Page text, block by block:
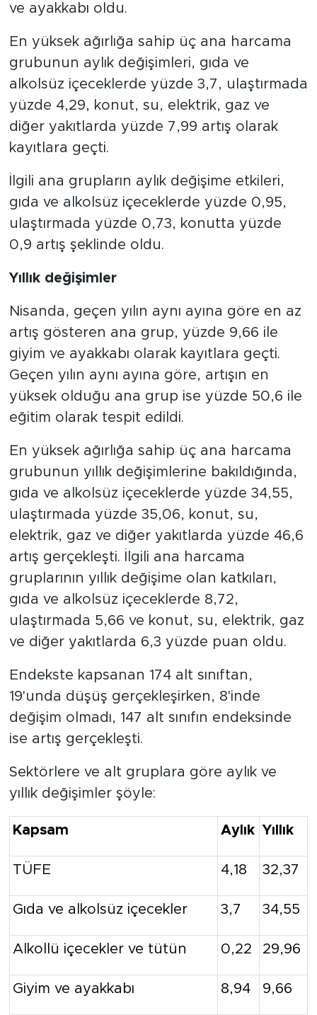
ve ayakkabı oldu.
En yüksek ağırlığa sahip üç ana harcama
grubunun aylık değişimleri, gıda ve
alkolsüz içeceklerde yüzde 3,7, ulaştırmada
yüzde 4,29, konut, su, elektrik, gaz ve
diğer yakıtlarda yüzde 7,99 artış olarak
kayıtlara geçti.
İlgili ana grupların aylık değişime etkileri,
gıda ve alkolsüz içeceklerde yüzde 0,95,
ulaştırmada yüzde 0,73, konutta yüzde
0,9 artış şeklinde oldu.
Yıllık değişimler
Nisanda, geçen yılın aynı ayına göre en az
artış gösteren ana grup, yüzde 9,66 ile
giyim ve ayakkabı olarak kayıtlara geçti.
Geçen yılın aynı ayına göre, artışın en
yüksek olduğu ana grup ise yüzde 50,6 ile
eğitim olarak tespit edildi.
En yüksek ağırlığa sahip üç ana harcama
grubunun yıllık değişimlerine bakıldığında,
gıda ve alkolsüz içeceklerde yüzde 34,55,
ulaştırmada yüzde 35,06, konut, su,
elektrik, gaz ve diğer yakıtlarda yüzde 46,6
artış gerçekleşti. İlgili ana harcama
gruplarının yıllık değişime olan katkıları,
gıda ve alkolsüz içeceklerde 8,72,
ulaştırmada 5,66 ve konut, su, elektrik, gaz
ve diğer yakıtlarda 6,3 yüzde puan oldu.
Endekste kapsanan 174 alt sınıftan,
19'unda düşüş gerçekleşirken, 8'inde
değişim olmadı, 147 alt sınıfın endeksinde
ise artış gerçekleşti.
Sektörlere ve alt gruplara göre aylık ve
yıllık değişimler şöyle:
Kapsam Aylık Yıllık
TÜFE 4,18 32,37
Gıda ve alkolsüz içecekler 3,7 34,55
Alkollü içecekler ve tütün 0,22 29,96
Giyim ve ayakkabı 8,94 9,66